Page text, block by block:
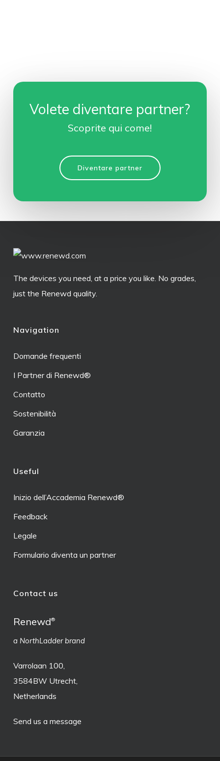
Volete diventare partner?
Scoprite qui come!
Diventare partner
The devices you need, at a price you like. No grades,
just the Renewd quality.
Navigation
Domande frequenti
I Partner di Renewd®
Contatto
Sostenibilità
Garanzia
Useful
Inizio dell’Accademia Renewd®
Feedback
Legale
Formulario diventa un partner
Contact us
Renewd®
a NorthLadder brand
Varrolaan 100,
3584BW Utrecht,
Netherlands
Send us a message